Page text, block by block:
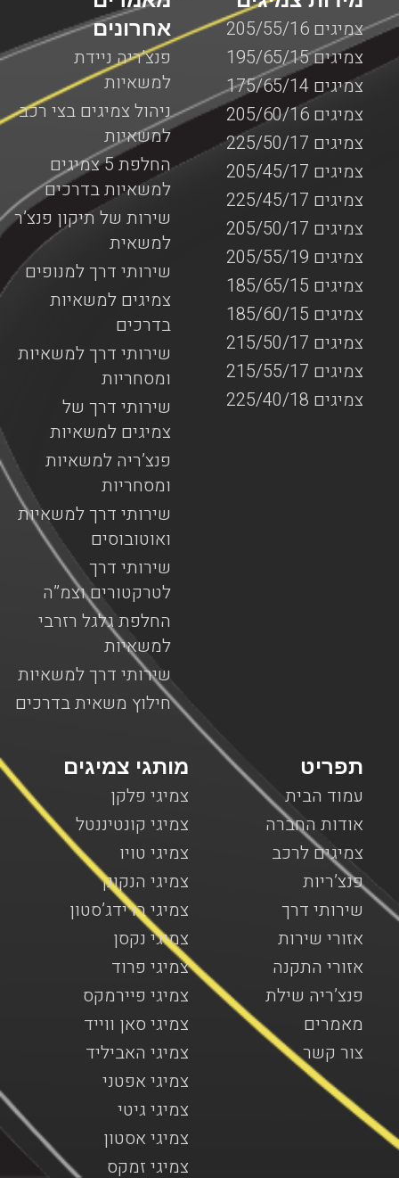
אחרונים
פנצ’ריה ניידת
למשאיות
ניהול צמיגים בצי רכב
למשאיות
החלפת 5 צמיגים
למשאיות בדרכים
שירות של תיקון פנצ’ר
למשאית
שירותי דרך למנופים
צמיגים למשאיות
בדרכים
שירותי דרך למשאיות
ומסחריות
שירותי דרך של
צמיגים למשאיות
פנצ’ריה למשאיות
ומסחריות
שירותי דרך למשאיות
ואוטובוסים
שירותי דרך
לטרקטורים וצמ”ה
החלפת גלגל רזרבי
למשאיות
שירותי דרך למשאיות
חילוץ משאית בדרכים
צמיגים 205/55/16
צמיגים 195/65/15
צמיגים 175/65/14
צמיגים 205/60/16
צמיגים 225/50/17
צמיגים 205/45/17
צמיגים 225/45/17
צמיגים 205/50/17
צמיגים 205/55/19
צמיגים 185/65/15
צמיגים 185/60/15
צמיגים 215/50/17
צמיגים 215/55/17
צמיגים 225/40/18
מותגי צמיגים
צמיגי פלקן
צמיגי קונטיננטל
צמיגי טויו
צמיגי הנקוק
צמיגי ברידג’סטון
צמיגי נקסן
צמיגי פרוד
צמיגי פיירמקס
צמיגי סאן ווייד
צמיגי האביליד
צמיגי אפטני
צמיגי גיטי
צמיגי אסטון
צמיגי זמקס
תפריט
עמוד הבית
אודות החברה
צמיגים לרכב
פנצ’ריות
שירותי דרך
אזורי שירות
אזורי התקנה
פנצ’ריה שילת
מאמרים
צור קשר